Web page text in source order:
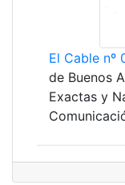
El Cable nº
de Buenos
Exactas y